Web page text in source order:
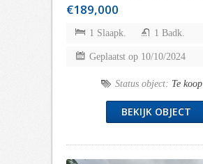
€189,000
1 Slaapk. 1 Badk.
Geplaatst op 10/10/2024
Status object: Te koop
BEKIJK OBJECT